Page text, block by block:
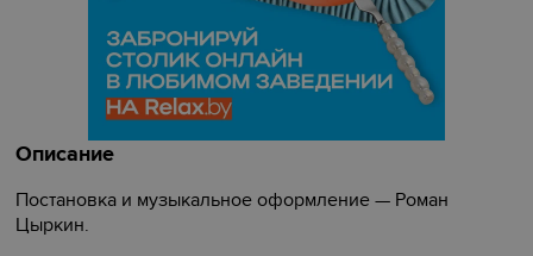
Описание
Постановка и музыкальное оформление — Роман
Цыркин.